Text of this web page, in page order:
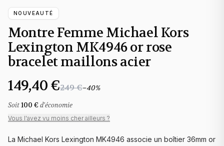
NOUVEAUTÉ
Montre Femme Michael Kors
Lexington MK4946 or rose
bracelet maillons acier
149,40 €249 €−40%
Soit100 € d'économie
Vous l'avez vu moins cher ailleurs ?
La Michael Kors Lexington MK4946 associe un boîtier 36mm or